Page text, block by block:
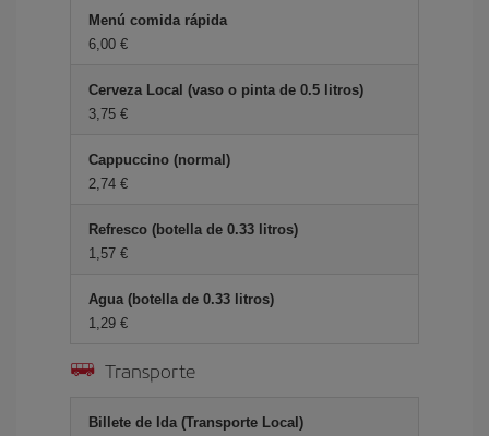
Menú comida rápida
6,00 €
Cerveza Local (vaso o pinta de 0.5 litros)
3,75 €
Cappuccino (normal)
2,74 €
Refresco (botella de 0.33 litros)
1,57 €
Agua (botella de 0.33 litros)
1,29 €
Transporte
Billete de Ida (Transporte Local)